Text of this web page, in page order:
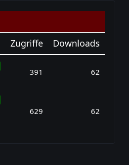
Zugriffe Downloads
391 62
629 62